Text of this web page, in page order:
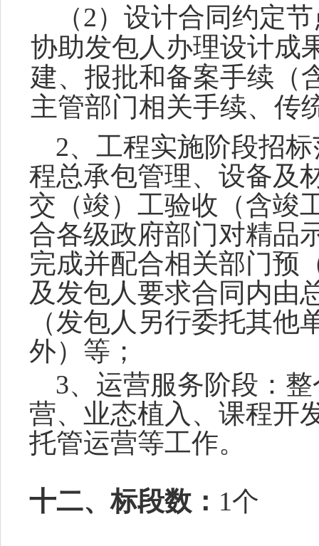
（2）设计合同约定
协助发包人办理设计成
建、报批和备案手续（
主管部门相关手续、传
2、工程实施阶段招
程总承包管理、设备及
交（竣）工验收（含竣
合各级政府部门对精品
完成并配合相关部门预
及发包人要求合同内由
（发包人另行委托其
外）等 ；
3、运营服务阶段：
营、业态植入、课程开
托管运营等工作。
十二、标段数： 1个